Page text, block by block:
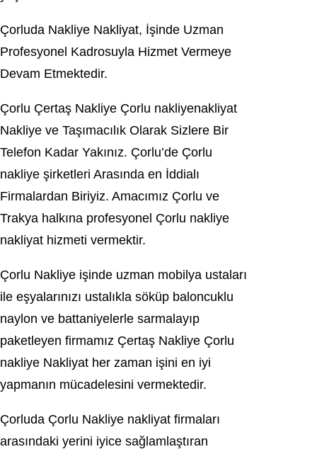
Çorluda Nakliye Nakliyat, İşinde Uzman
Profesyonel Kadrosuyla Hizmet Vermeye
Devam Etmektedir.
Çorlu Çertaş Nakliye Çorlu nakliyenakliyat
Nakliye ve Taşımacılık Olarak Sizlere Bir
Telefon Kadar Yakınız. Çorlu’de Çorlu
nakliye şirketleri Arasında en İddialı
Firmalardan Biriyiz. Amacımız Çorlu ve
Trakya halkına profesyonel Çorlu nakliye
nakliyat hizmeti vermektir.
Çorlu Nakliye işinde uzman mobilya ustaları
ile eşyalarınızı ustalıkla söküp baloncuklu
naylon ve battaniyelerle sarmalayıp
paketleyen firmamız Çertaş Nakliye Çorlu
nakliye Nakliyat her zaman işini en iyi
yapmanın mücadelesini vermektedir.
Çorluda Çorlu Nakliye nakliyat firmaları
arasındaki yerini iyice sağlamlaştıran